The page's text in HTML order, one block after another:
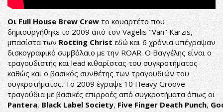
Οι Full House Brew Crewτο κουαρτέτο που
δημιουργήθηκε το 2009 από τον Vagelis "Van" Karzis,
μπασίστα τωνRotting Christεδώ και 6 χρόνια υπέγραψαν
δισκογραφικό συμβόλαιο με την ROAR. Ο Βαγγέλης είναι ο
τραγουδιστής και lead κιθαρίστας του συγκροτήματος
καθώς και ο βασικός συνθέτης των τραγουδιών του
συγκροτήματος. Το 2009 έγραψε 10 Heavy Groove
τραγούδια με βασικές επιρροές από συγκροτήματα όπως οι
Pantera,Black Label Society, Five Finger Death Punch,